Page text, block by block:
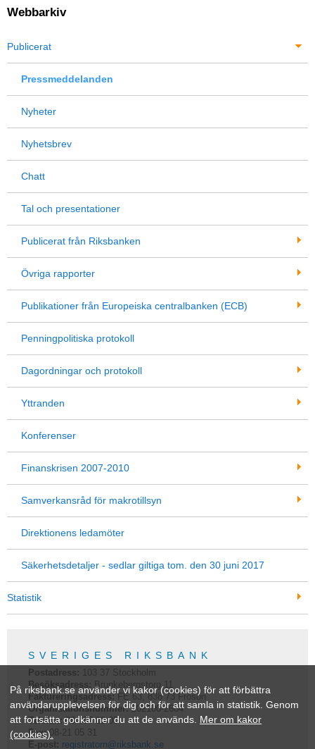
Webbarkiv
Publicerat
Pressmeddelanden
Nyheter
Nyhetsbrev
Chatt
Tal och presentationer
Publicerat från Riksbanken
Övriga rapporter
Publikationer från Europeiska centralbanken (ECB)
Penningpolitiska protokoll
Dagordningar och protokoll
Yttranden
Konferenser
Finanskrisen 2007-2010
Samverkansråd för makrotillsyn
Direktionens ledamöter
Säkerhetsdetaljer - sedlar giltiga tom. den 30 juni 2017
Statistik
SVERIGES RIKSBANK
Postadress: 103 37 Stockholm
Besöksadress: Brunkebergstorg 11
Faktureringsadress:FE 63, 838 73 Frösön
Organisationsnummer:202100-2684
Telefon: 08-787 00 00
Fax:08-21 05 31
E-post: registratorn@riksbank.se
På riksbank.se använder vi kakor (cookies) för att förbättra
användarupplevelsen för dig och för att samla in statistik. Genom
att fortsätta godkänner du att de används. Mer om kakor
(cookies).